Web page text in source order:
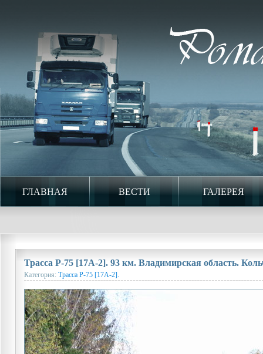
ГЛАВНАЯ ВЕСТИ ГАЛЕРЕЯ
Трасса Р-75 [17А-2]. 93 км. Владимирская область.
Категория: Трасса Р-75 [17А-2].